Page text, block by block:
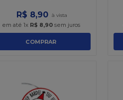
R$ 8,90
em até 1x R$ 8,90sem juros
COMPRAR